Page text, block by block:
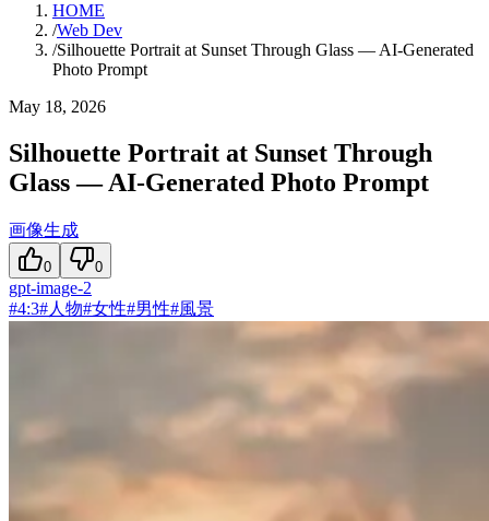
HOME
/Web Dev
/Silhouette Portrait at Sunset Through Glass — AI-Generated
Photo Prompt
May 18, 2026
Silhouette Portrait at Sunset Through
Glass — AI-Generated Photo Prompt
画像生成
0 0
gpt-image-2
#4:3#人物#女性#男性#風景